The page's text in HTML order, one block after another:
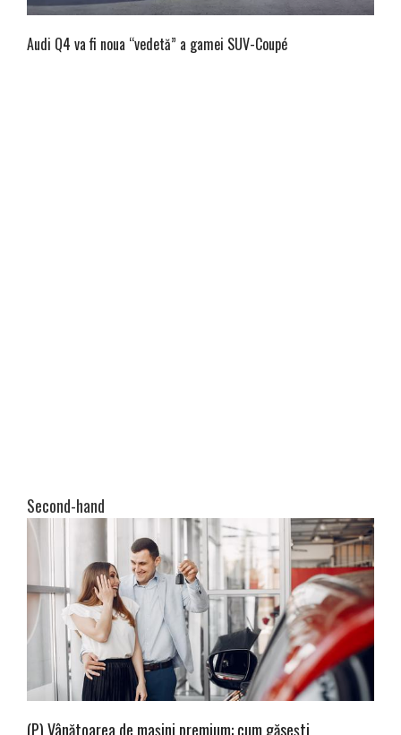
Audi Q4 va fi noua “vedetă” a gamei SUV-Coupé
Second-hand
(P) Vânătoarea de mașini premium: cum găsești